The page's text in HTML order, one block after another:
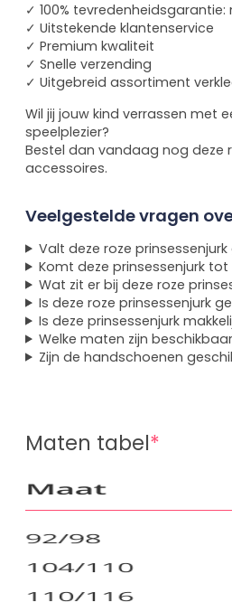
✓ 100%
✓ Uitstekende klantenservice
✓ Premium kwaliteit
✓ Snelle verzending
✓ Uitgebreid assortiment
Wil jij jouw kind verrassen met
speelplezier?
Bestel dan vandaag nog deze
accessoires.
Veelgestelde vragen
Valt deze roze
Komt deze prinsessenjurk
Wat zit er bij deze roze
Is deze roze prinsessenjurk
Is deze prinsessenjurk
Welke maten zijn
Zijn de handschoenen
Maten tabel*